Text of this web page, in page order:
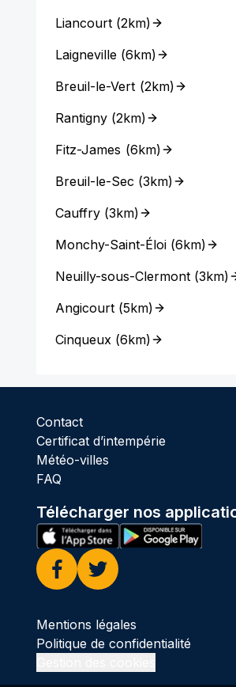
Liancourt(2km)
Laigneville(6km)
Breuil-le-Vert (2km)
Rantigny(2km)
Fitz-James (6km)
Breuil-le-Sec (3km)
Cauffry(3km)
Monchy-Saint-Éloi(6km)
Neuilly-sous-Clermont(3km)
Angicourt(5km)
Cinqueux(6km)
Contact
Certificat d’intempérie
Météo-villes
FAQ
Télécharger nos
Facebook
Twitter
Mentions légales
Politique de confidentialité